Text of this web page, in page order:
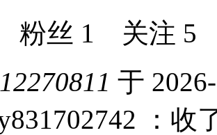
丝 1 关注 5
12270811 于
：收